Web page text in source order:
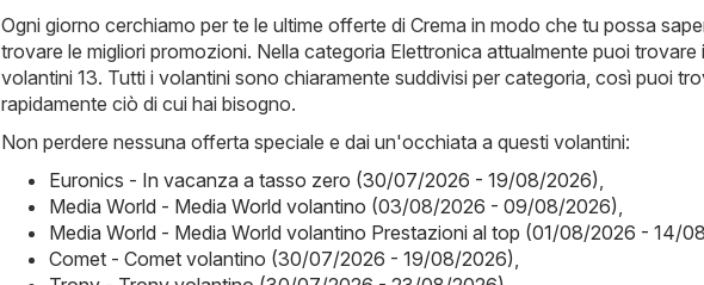
Ogni giorno cerchiamo per te le ultime offerte di Crema in modo che tu possa
trovare le migliori promozioni. Nella categoria Elettronica attualmente puoi trovare i
volantini 13. Tutti i volantini sono chiaramente suddivisi per categoria, così puoi
rapidamente ciò di cui hai bisogno.
Non perdere nessuna offerta speciale e dai un'occhiata a questi volantini:
Euronics - In vacanza a tasso zero (30/07/2026 - 19/08/2026)
Media World - Media World volantino (03/08/2026 - 09/08/2026)
Media World - Media World volantino Prestazioni al top (01/08/2026 - 14/
Comet - Comet volantino (30/07/2026 - 19/08/2026)